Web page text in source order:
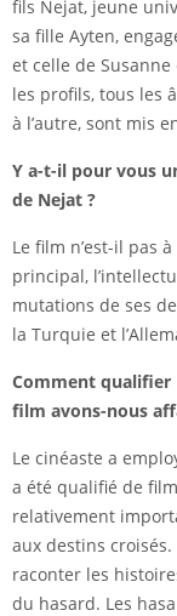
fils Nejat, jeune
sa fille Ayten,
et celle de
les profils, tous les
à l’autre, sont mis
Y a-t-il pour vous
de Nejat ?
Le film n’est-il pas
principal,
mutations de ses
la Turquie et
Comment
film avons-nous
Le cinéaste a
a été qualifié de
relativement
aux destins
raconter les
du hasard. Les